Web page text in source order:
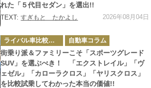
れた「５代目セダン」を選出!!
TEXT:すぎもと たかよし 2026年08月04日
カ
テ
ゴ
リ
ー
ライバル車比較テスト 自動車コラム
街乗り派＆ファミリーこそ「スポーツグレード
SUV」を選ぶべき！ 「エクストレイル」「ヴ
ェゼル」「カローラクロス」「ヤリスクロス」
を比較試乗してわかった本当の価値!!